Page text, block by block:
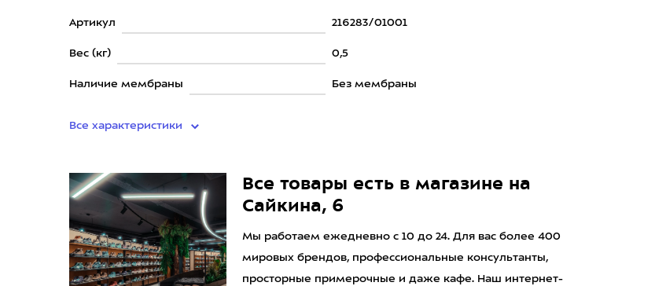
Артикул 216283/01001
Вес (кг) 0,5
Наличие мембраны Без мембраны
Все характеристики
Все товары есть в магазине на
Сайкина, 6
Мы работаем ежедневно с 10 до 24. Для вас более 400
мировых брендов, профессиональные консультанты,
просторные примерочные и даже кафе. Наш интернет-